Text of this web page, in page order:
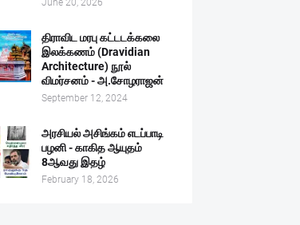
June 20, 2026
திராவிட மரபு கட்டடக்கலை
இலக்கணம் (Dravidian
Architecture) நூல்
விமர்சனம் - அ.சோழராஜன்
September 12, 2024
அரசியல் அசிங்கம் எடப்பாடி
பழனி - காகித ஆயுதம்
8ஆவது இதழ்
February 18, 2026